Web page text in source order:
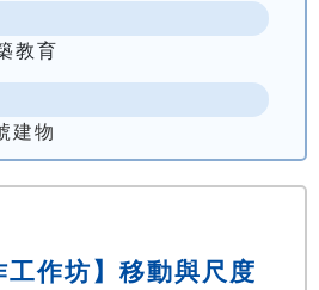
教育
建物
作坊】移動與尺度